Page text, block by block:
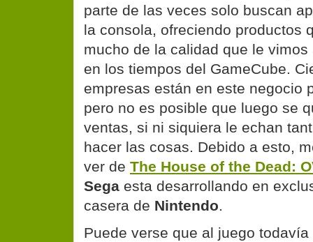
parte de las veces solo buscan
la consola, ofreciendo productos
mucho de la calidad que le
en los tiempos del GameCube.
empresas están en este negocio
pero no es posible que luego se
ventas, si ni siquiera le echan
hacer las cosas. Debido a esto,
ver de The House of the Dead:
Sega esta desarrollando en
casera de Nintendo.
Puede verse que al juego